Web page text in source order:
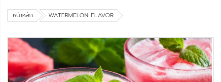
หน้าหลัก WATERMELON FLAVOR